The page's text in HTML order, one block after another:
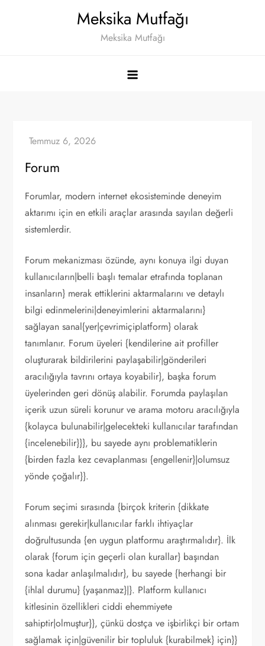
Meksika Mutfağı
Meksika Mutfağı
Forum
Forumlar, modern internet ekosisteminde deneyim
aktarımı için en etkili araçlar arasında sayılan değerli
sistemlerdir.
Forum mekanizması özünde, aynı konuya ilgi duyan
kullanıcıların|belli başlı temalar etrafında toplanan
insanların} merak ettiklerini aktarmalarını ve detaylı
bilgi edinmelerini|deneyimlerini aktarmalarını}
sağlayan sanal{yer|çevrimiçiplatform} olarak
tanımlanır. Forum üyeleri {kendilerine ait profiller
oluşturarak bildirilerini paylaşabilir|gönderileri
aracılığıyla tavrını ortaya koyabilir}, başka forum
üyelerinden geri dönüş alabilir. Forumda paylaşılan
içerik uzun süreli korunur ve arama motoru aracılığıyla
{kolayca bulunabilir|gelecekteki kullanıcılar tarafından
{incelenebilir}}}, bu sayede aynı problematiklerin
{birden fazla kez cevaplanması {engellenir}|olumsuz
yönde çoğalır}}.
Forum seçimi sırasında {birçok kriterin {dikkate
alınması gerekir|kullanıcılar farklı ihtiyaçlar
doğrultusunda {en uygun platformu araştırmalıdır}. İlk
olarak {forum için geçerli olan kurallar} başından
sona kadar anlaşılmalıdır}, bu sayede {herhangi bir
{ihlal durumu} {yaşanmaz}|}. Platform kullanıcı
kitlesinin özellikleri ciddi ehemmiyete
sahiptir|olmuştur}}, çünkü dostça ve işbirlikçi bir ortam
sağlamak için|güvenilir bir topluluk {kurabilmek} için}}